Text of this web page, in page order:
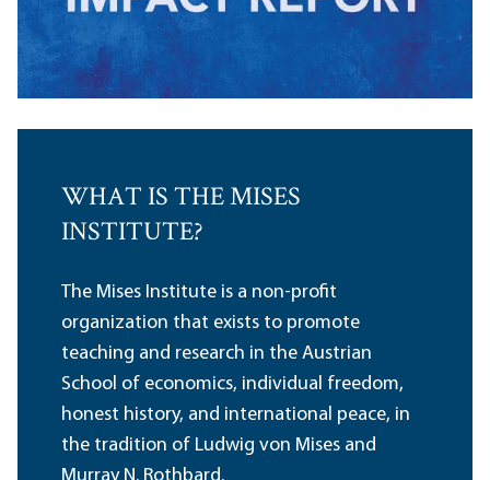
WHAT IS THE MISES
INSTITUTE?
The Mises Institute is a non-profit
organization that exists to promote
teaching and research in the Austrian
School of economics, individual freedom,
honest history, and international peace, in
the tradition of Ludwig von Mises and